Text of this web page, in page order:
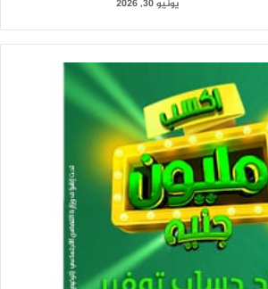
يونيو 30, 2026